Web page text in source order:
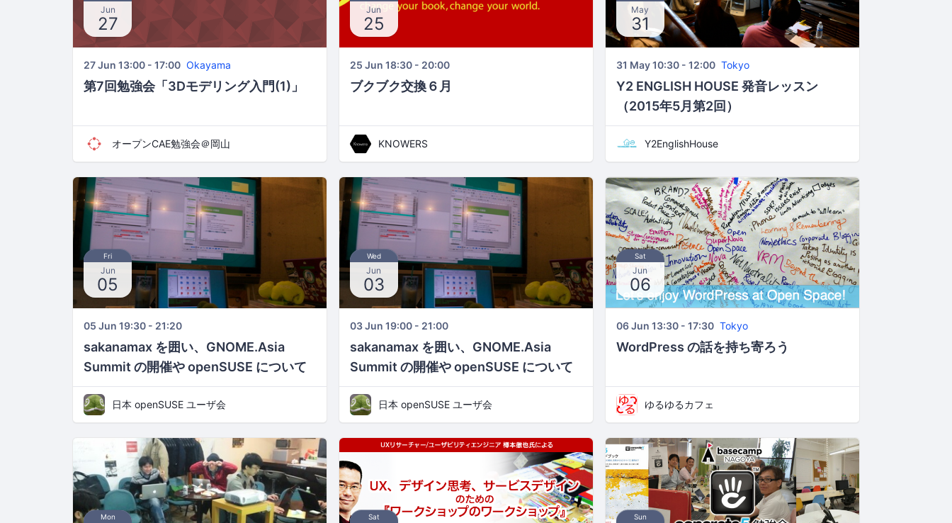
Jun
27
27 Jun 13:00 - 17:00 Okayama
第7回勉強会「3Dモデリング入門(1)」
オープンCAE勉強会＠岡山
Jun
25
25 Jun 18:30 - 20:00
ブクブク交換６月
KNOWERS
May
31
31 May 10:30 - 12:00 Tokyo
Y2 ENGLISH HOUSE 発音レッスン
（2015年5月第2回）
Y2EnglishHouse
Fri
Jun
05
05 Jun 19:30 - 21:20
sakanamax を囲い、GNOME.Asia
Summit の開催や openSUSE について
語る会 その2
日本 openSUSE ユーザ会
Wed
Jun
03
03 Jun 19:00 - 21:00
sakanamax を囲い、GNOME.Asia
Summit の開催や openSUSE について
語る会 その1
日本 openSUSE ユーザ会
Sat
Jun
06
06 Jun 13:30 - 17:30 Tokyo
WordPress の話を持ち寄ろう
ゆるゆるカフェ
Mon Sat Sun